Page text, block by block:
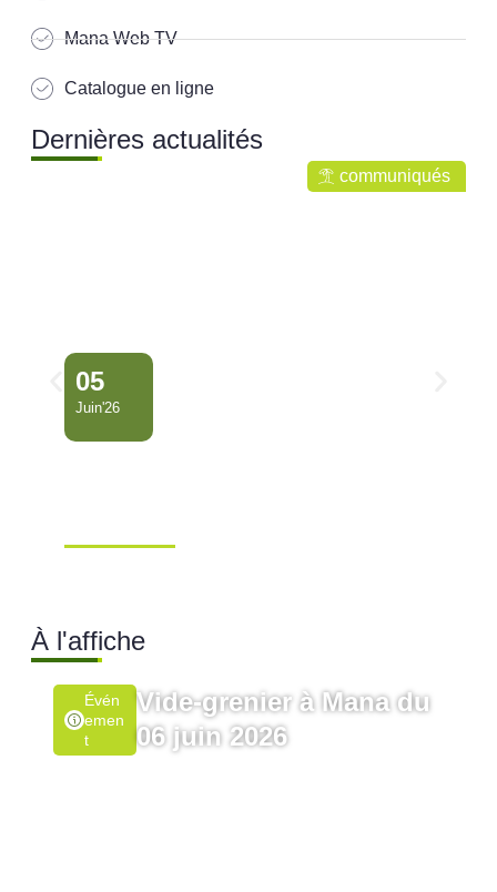
Mana Web TV
Catalogue en ligne
Dernières actualités
communiqués
05
Juin'26
À l'affiche
Évén
Emen
T
Vide-grenier à Mana du
06 juin 2026